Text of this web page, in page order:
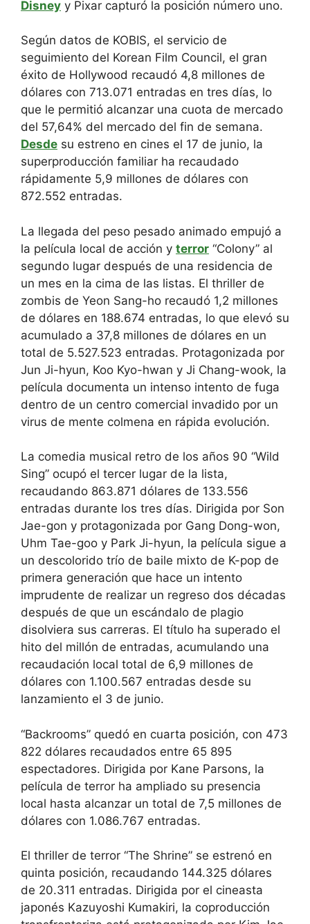
Disney y Pixar capturó la posición número uno.
Según datos de KOBIS, el servicio de
seguimiento del Korean Film Council, el gran
éxito de Hollywood recaudó 4,8 millones de
dólares con 713.071 entradas en tres días, lo
que le permitió alcanzar una cuota de mercado
del 57,64% del mercado del fin de semana.
Desde su estreno en cines el 17 de junio, la
superproducción familiar ha recaudado
rápidamente 5,9 millones de dólares con
872.552 entradas.
La llegada del peso pesado animado empujó a
la película local de acción y terror “Colony” al
segundo lugar después de una residencia de
un mes en la cima de las listas. El thriller de
zombis de Yeon Sang-ho recaudó 1,2 millones
de dólares en 188.674 entradas, lo que elevó su
acumulado a 37,8 millones de dólares en un
total de 5.527.523 entradas. Protagonizada por
Jun Ji-hyun, Koo Kyo-hwan y Ji Chang-wook, la
película documenta un intenso intento de fuga
dentro de un centro comercial invadido por un
virus de mente colmena en rápida evolución.
La comedia musical retro de los años 90 “Wild
Sing” ocupó el tercer lugar de la lista,
recaudando 863.871 dólares de 133.556
entradas durante los tres días. Dirigida por Son
Jae-gon y protagonizada por Gang Dong-won,
Uhm Tae-goo y Park Ji-hyun, la película sigue a
un descolorido trío de baile mixto de K-pop de
primera generación que hace un intento
imprudente de realizar un regreso dos décadas
después de que un escándalo de plagio
disolviera sus carreras. El título ha superado el
hito del millón de entradas, acumulando una
recaudación local total de 6,9 ​​millones de
dólares con 1.100.567 entradas desde su
lanzamiento el 3 de junio.
“Backrooms” quedó en cuarta posición, con 473
822 dólares recaudados entre 65 895
espectadores. Dirigida por Kane Parsons, la
película de terror ha ampliado su presencia
local hasta alcanzar un total de 7,5 millones de
dólares con 1.086.767 entradas.
El thriller de terror “The Shrine” se estrenó en
quinta posición, recaudando 144.325 dólares
de 20.311 entradas. Dirigida por el cineasta
japonés Kazuyoshi Kumakiri, la coproducción